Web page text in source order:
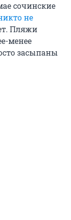
сочинские
не
Пляжи
менее
засыпаны